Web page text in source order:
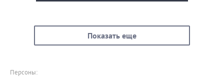
Показать еще
Персоны: